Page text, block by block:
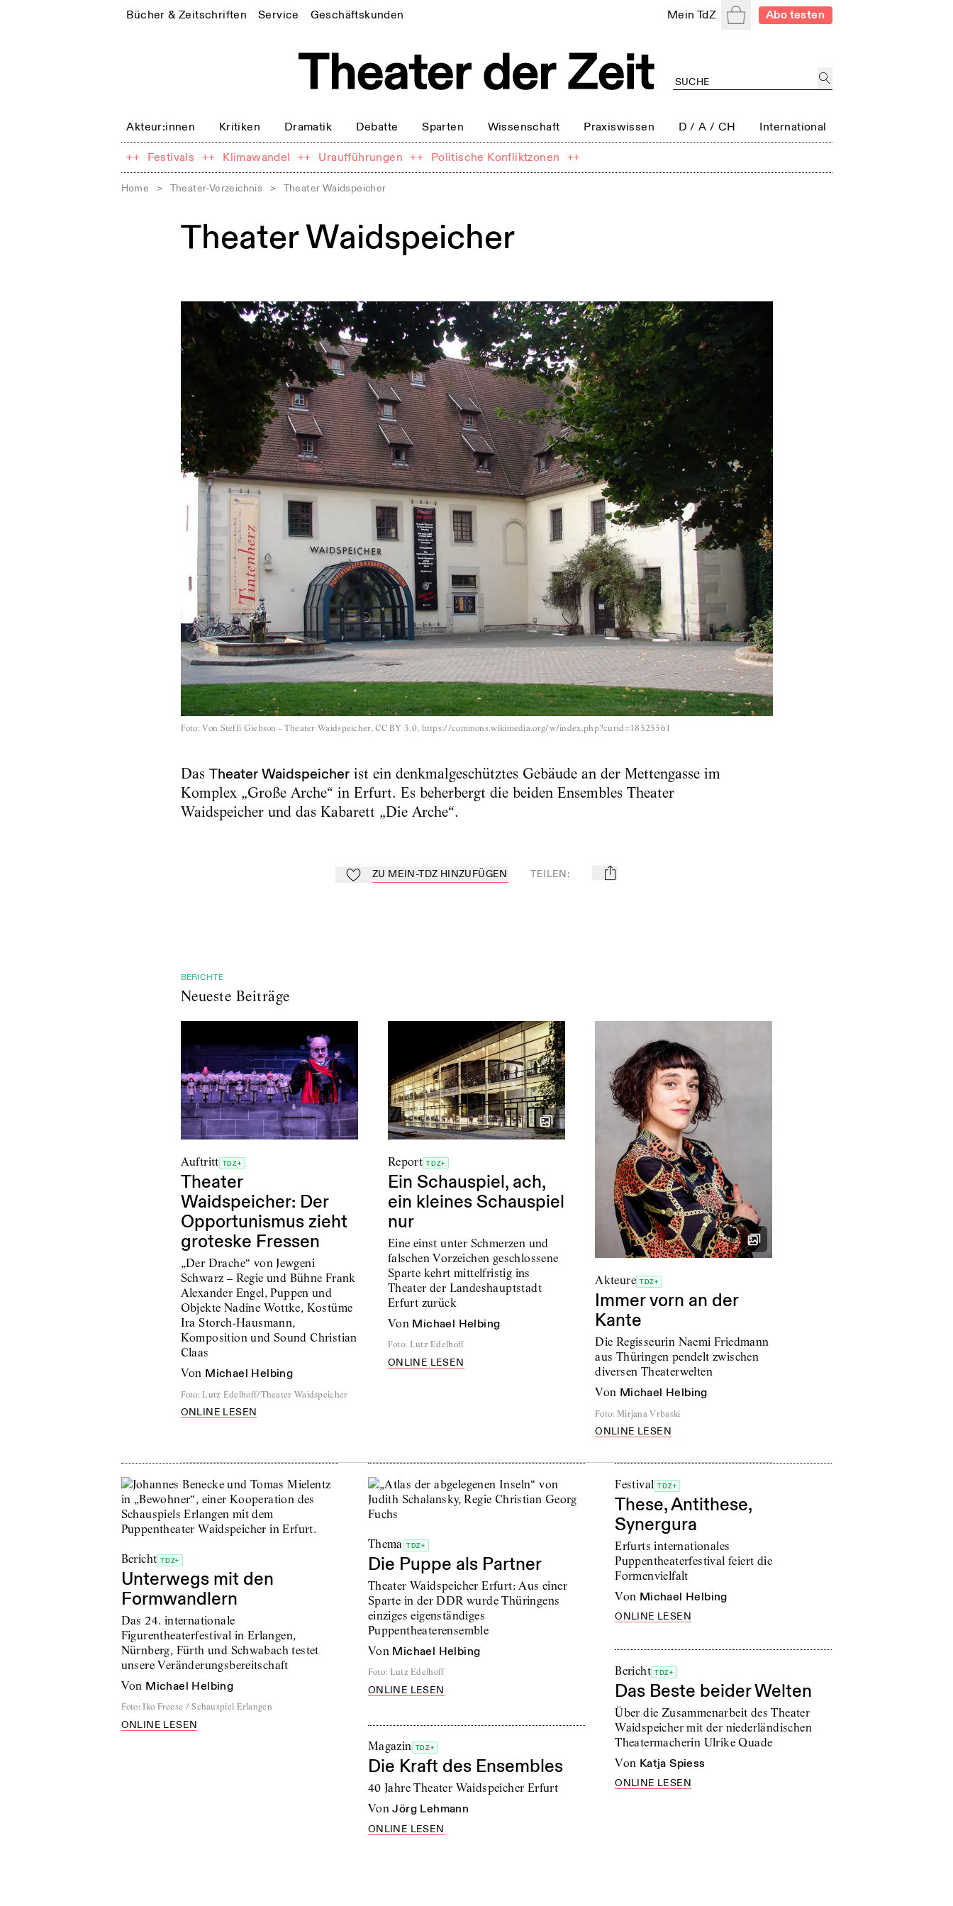
Bücher & Zeitschriften Service Geschäftskunden Mein TdZ WarenkorbAbo testen
Akteur:innen Kritiken Dramatik Debatte Sparten Wissenschaft Praxiswissen D / A / CH International
++ Festivals ++ Klimawandel ++ Uraufführungen ++ Politische Konfliktzonen ++
Home > Theater-Verzeichnis > Theater Waidspeicher
Theater Waidspeicher
Foto: Von Steffi Giebson - Theater Waidspeicher, CC BY 3.0, https://commons.wikimedia.org/w/index.php?curid=18525561
Das Theater Waidspeicherist ein denkmalgeschütztes Gebäude an der Mettengasse im
Komplex „Große Arche“ in Erfurt. Es beherbergt die beiden Ensembles Theater
Waidspeicher und das Kabarett „Die Arche“.
Zu Mein-TdZ hinzufügen
ZU MEIN-TDZ HINZUFÜGEN TEILEN: mail
BERICHTE
Neueste Beiträge
Auftritt TDZ+
Theater
Waidspeicher: Der
Opportunismus zieht
groteske Fressen
„Der Drache“ von Jewgeni
Schwarz – Regie und Bühne Frank
Alexander Engel, Puppen und
Objekte Nadine Wottke, Kostüme
Ira Storch-Hausmann,
Komposition und Sound Christian
Claas
von Michael Helbing
Foto: Lutz Edelhoff/Theater Waidspeicher
ONLINE LESEN
Report TDZ+
Ein Schauspiel, ach,
ein kleines Schauspiel
nur
Eine einst unter Schmerzen und
falschen Vorzeichen geschlossene
Sparte kehrt mittelfristig ins
Theater der Landeshauptstadt
Erfurt zurück
von Michael Helbing
Foto: Lutz Edelhoff
ONLINE LESEN
Akteure TDZ+
Immer vorn an der
Kante
Die Regisseurin Naemi Friedmann
aus Thüringen pendelt zwischen
diversen Theaterwelten
von Michael Helbing
Foto: Mirjana Vrbaski
ONLINE LESEN
Bericht TDZ+
Unterwegs mit den
Formwandlern
Das 24. internationale
Figurentheaterfestival in Erlangen,
Nürnberg, Fürth und Schwabach testet
unsere Veränderungsbereitschaft
von Michael Helbing
Foto: Iko Freese / Schauspiel Erlangen
ONLINE LESEN
Thema TDZ+
Die Puppe als Partner
Theater Waidspeicher Erfurt: Aus einer
Sparte in der DDR wurde Thüringens
einziges eigenständiges
Puppentheaterensemble
von Michael Helbing
Foto: Lutz Edelhoff
ONLINE LESEN
Festival TDZ+
These, Antithese,
Synergura
Erfurts internationales
Puppentheaterfestival feiert die
Formenvielfalt
von Michael Helbing
ONLINE LESEN
Bericht TDZ+
Das Beste beider Welten
Über die Zusammenarbeit des Theater
Waidspeicher mit der niederländischen
Theatermacherin Ulrike Quade
von Katja Spiess
ONLINE LESEN
Magazin TDZ+
Die Kraft des Ensembles
40 Jahre Theater Waidspeicher Erfurt
von Jörg Lehmann
ONLINE LESEN